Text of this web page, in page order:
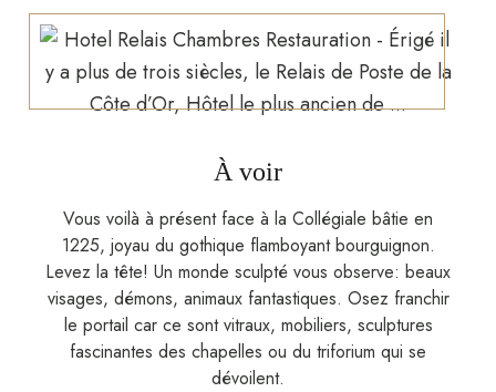
À voir
Vous voilà à présent face à la Collégiale bâtie en
1225, joyau du gothique flamboyant bourguignon.
Levez la tête! Un monde sculpté vous observe: beaux
visages, démons, animaux fantastiques. Osez franchir
le portail car ce sont vitraux, mobiliers, sculptures
fascinantes des chapelles ou du triforium qui se
dévoilent.